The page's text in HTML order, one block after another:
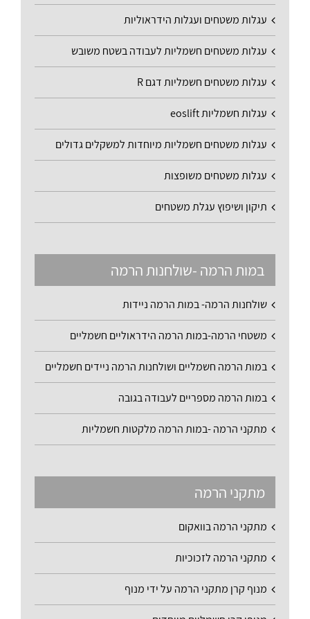
עגלות משטחים ועגלות הידראוליות
עגלות משטחים חשמליות לעבודה בשטח משובש
עגלות משטחים חשמליות דגם R
עגלות חשמליות eoslift
עגלות משטחים חשמליות מיוחדות למשקלים גדולים
עגלות משטחים משופצות
תיקון ושיפוץ עגלת משטחים
במות הרמה -שולחנות הרמה
שולחנות הרמה- במות הרמה ניידות
משטחי הרמה-במות הרמה הידראוליים חשמליים
במות הרמה חשמליים ושולחנות הרמה ניידים חשמליים
במות הרמה מספריים לעבודה בגובה
מתקני הרמה -במות הרמה מלקטות חשמליות
מתקני הרמה
מתקני הרמה בוואקום
מתקני הרמה לזכוכיות
מנוף קרן מתקני הרמה על ידי מנוף